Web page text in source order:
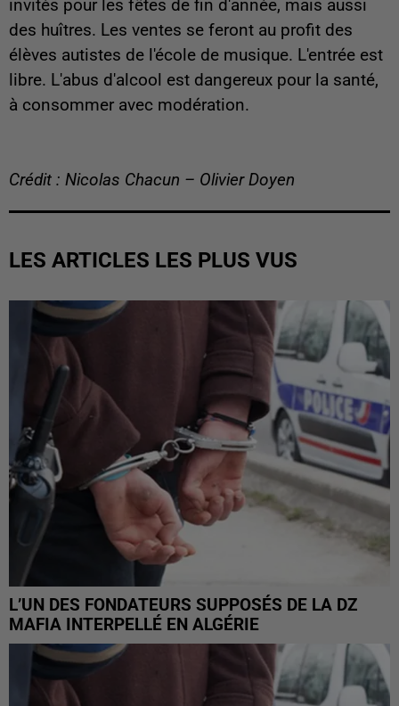
invités pour les fêtes de fin d'année, mais aussi
des huîtres. Les ventes se feront au profit des
élèves autistes de l'école de musique. L'entrée est
libre. L'abus d'alcool est dangereux pour la santé,
à consommer avec modération.
Crédit : Nicolas Chacun – Olivier Doyen
LES ARTICLES LES PLUS VUS
L’UN DES FONDATEURS SUPPOSÉS DE LA DZ
MAFIA INTERPELLÉ EN ALGÉRIE